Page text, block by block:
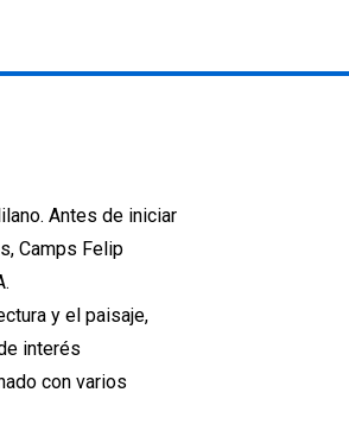
Antes de iniciar
Camps Felip
y el paisaje,
interés
con varios